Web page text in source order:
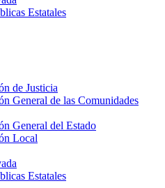
Estatales
de Justicia
General de las Comunidades
General del Estado
Local
Estatales